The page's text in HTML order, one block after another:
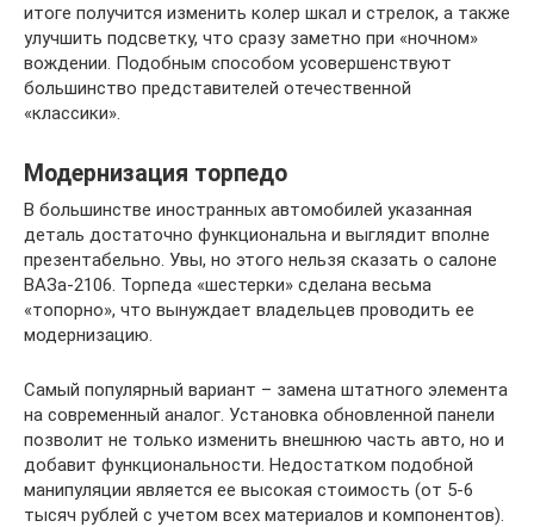
итоге получится изменить колер шкал и стрелок, а также
улучшить подсветку, что сразу заметно при «ночном»
вождении. Подобным способом усовершенствуют
большинство представителей отечественной
«классики».
Модернизация торпедо
В большинстве иностранных автомобилей указанная
деталь достаточно функциональна и выглядит вполне
презентабельно. Увы, но этого нельзя сказать о салоне
ВАЗа-2106. Торпеда «шестерки» сделана весьма
«топорно», что вынуждает владельцев проводить ее
модернизацию.
Самый популярный вариант – замена штатного элемента
на современный аналог. Установка обновленной панели
позволит не только изменить внешнюю часть авто, но и
добавит функциональности. Недостатком подобной
манипуляции является ее высокая стоимость (от 5-6
тысяч рублей с учетом всех материалов и компонентов).